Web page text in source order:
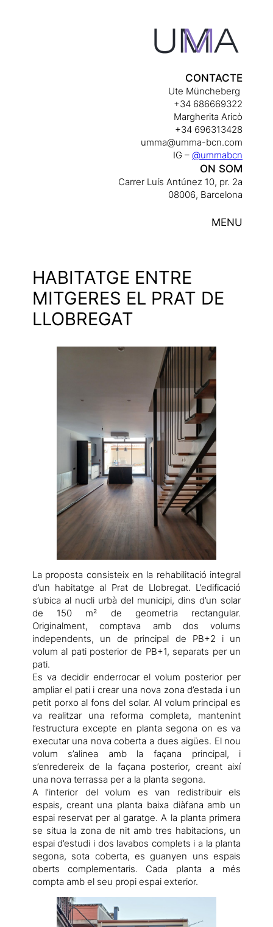
CONTACTE
Ute Müncheberg
+34 686669322
Margherita Aricò
+34 696313428
umma@umma-bcn.com
IG – @ummabcn
ON SOM
Carrer Luís Antúnez 10, pr. 2a
08006, Barcelona
MENU
HABITATGE ENTRE
MITGERES EL PRAT DE
LLOBREGAT
La proposta consisteix en la rehabilitació integral
d’un habitatge al Prat de Llobregat. L’edificació
s’ubica al nucli urbà del municipi, dins d’un solar
de 150 m² de geometria rectangular.
Originalment, comptava amb dos volums
independents, un de principal de PB+2 i un
volum al pati posterior de PB+1, separats per un
pati.
Es va decidir enderrocar el volum posterior per
ampliar el pati i crear una nova zona d’estada i un
petit porxo al fons del solar. Al volum principal es
va realitzar una reforma completa, mantenint
l’estructura excepte en planta segona on es va
executar una nova coberta a dues aigües. El nou
volum s’alinea amb la façana principal, i
s’enredereix de la façana posterior, creant així
una nova terrassa per a la planta segona.
A l’interior del volum es van redistribuir els
espais, creant una planta baixa diàfana amb un
espai reservat per al garatge. A la planta primera
se situa la zona de nit amb tres habitacions, un
espai d’estudi i dos lavabos complets i a la planta
segona, sota coberta, es guanyen uns espais
oberts complementaris. Cada planta a més
compta amb el seu propi espai exterior.